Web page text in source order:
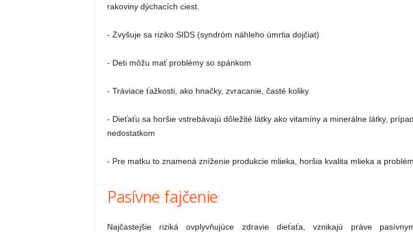
rakoviny dýchacích ciest.
- Zvyšuje sa riziko SIDS (syndróm náhleho úmrtia dojčiat)
- Deti môžu mať problémy so spánkom
- Tráviace ťažkosti, ako hnačky, zvracanie, časté koliky
- Dieťaťu sa horšie vstrebávajú dôležité látky ako vitamíny a minerálne látky,
nedostatkom
- Pre matku to znamená zníženie produkcie mlieka, horšia kvalita mlieka a
Pasívne fajčenie
Najčastejšie riziká ovplyvňujúce zdravie dieťaťa, vznikajú práve